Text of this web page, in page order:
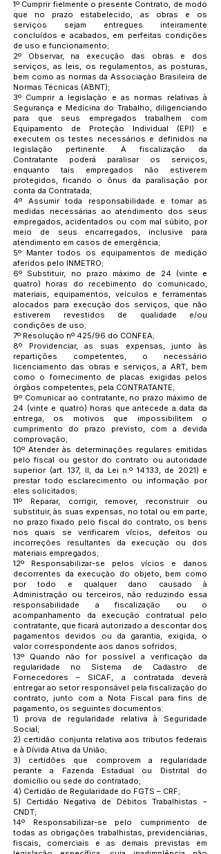
1º Cumprir fielmente o presente Contrato, de modo
que no prazo estabelecido, as obras e os
serviços sejam entregues inteiramente
concluídos e acabados, em perfeitas condições
de uso e funcionamento;
2º Observar, na execução das obras e dos
serviços, as leis, os regulamentos, as posturas,
bem como as normas da Associação Brasileira de
Normas Técnicas (ABNT);
3º Cumprir a legislação e as normas relativas à
Segurança e Medicina do Trabalho, diligenciando
para que seus empregados trabalhem com
Equipamento de Proteção Individual (EPI) e
executem os testes necessários e definidos na
legislação pertinente. A fiscalização da
Contratante poderá paralisar os serviços,
enquanto tais empregados não estiverem
protegidos, ficando o ônus da paralisação por
conta da Contratada;
4º Assumir toda responsabilidade e tomar as
medidas necessárias ao atendimento dos seus
empregados, acidentados ou com mal súbito, por
meio de seus encarregados, inclusive para
atendimento em casos de emergência;
5º Manter todos os equipamentos de medição
aferidos pelo INMETRO;
6º Substituir, no prazo máximo de 24 (vinte e
quatro) horas do recebimento do comunicado,
materiais, equipamentos, veículos e ferramentas
alocados para execução dos serviços, que não
estiverem revestidos de qualidade e/ou
condições de uso;
7º Resolução nº 425/96 do CONFEA;
8º Providenciar, as suas expensas, junto às
repartições competentes, o necessário
licenciamento das obras e serviços, a ART, bem
como o fornecimento de placas exigidas pelos
órgãos competentes, pela CONTRATANTE;
9º Comunicar ao contratante, no prazo máximo de
24 (vinte e quatro) horas que antecede a data da
entrega, os motivos que impossibilitem o
cumprimento do prazo previsto, com a devida
comprovação;
10º Atender às determinações regulares emitidas
pelo fiscal ou gestor do contrato ou autoridade
superior (art. 137, II, da Lei n.º 14.133, de 2021) e
prestar todo esclarecimento ou informação por
eles solicitados;
11º Reparar, corrigir, remover, reconstruir ou
substituir, às suas expensas, no total ou em parte,
no prazo fixado pelo fiscal do contrato, os bens
nos quais se verificarem vícios, defeitos ou
incorreções resultantes da execução ou dos
materiais empregados;
12º Responsabilizar-se pelos vícios e danos
decorrentes da execução do objeto, bem como
por todo e qualquer dano causado à
Administração ou terceiros, não reduzindo essa
responsabilidade a fiscalização ou o
acompanhamento da execução contratual pelo
contratante, que ficará autorizado a descontar dos
pagamentos devidos ou da garantia, exigida, o
valor correspondente aos danos sofridos;
13º Quando não for possível a verificação da
regularidade no Sistema de Cadastro de
Fornecedores – SICAF, a contratada deverá
entregar ao setor responsável pela fiscalização do
contrato, junto com a Nota Fiscal para fins de
pagamento, os seguintes documentos:
1) prova de regularidade relativa à Seguridade
Social;
2) certidão conjunta relativa aos tributos federais
e à Dívida Ativa da União;
3) certidões que comprovem a regularidade
perante a Fazenda Estadual ou Distrital do
domicílio ou sede do contratado;
4) Certidão de Regularidade do FGTS – CRF;
5) Certidão Negativa de Débitos Trabalhistas –
CNDT;
14º Responsabilizar-se pelo cumprimento de
todas as obrigações trabalhistas, previdenciárias,
fiscais, comerciais e as demais previstas em